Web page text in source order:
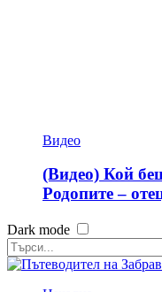
Видео
(Видео) Кой
Родопите –
Dark mode